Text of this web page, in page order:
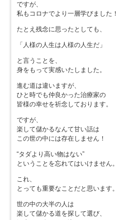
ですが、
私もコロナでより一層学びました！
たとえ残念に思ったとしても、
「人様の人生は人様の人生だ」
と言うことを、
身をもって実感いたしました。
進む道は違いますが、
ひと時でも仲良かった治療家の
皆様の幸せを祈念しております。
ですが、
楽して儲かるなんて甘い話は
この世の中には存在しません！
“タダより高い物はない”
ということを忘れてはいけません。
これ、
とっても重要なことだと思います。
世の中の大半の人は
楽して儲かる道を探して選び、